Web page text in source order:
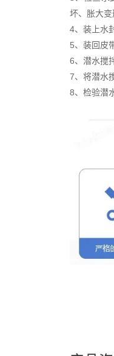
坏、胀大
4、装上水
5、装回皮
6、潜水搅
7、将潜水
8、检验潜